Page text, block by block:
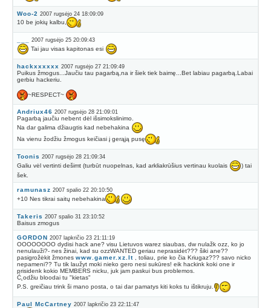
Woo-2 2007 rugsėjo 24 18:09:09
10 be jokių kalbu,
2007 rugsėjo 25 20:09:43
Tai jau visas kapitonas esi
hackxxxxxx 2007 rugsėjo 27 21:09:49
Puikus žmogus...Jaučiu tau pagarbą,na ir šiek tiek baimę...Bet labiau pagarbą.Labai
gerbiu hackeriu.
~RESPECT~
Andriux46 2007 rugsėjo 28 21:09:01
Pagarbą jaučiu nebent dėl išsimokslinimo.
Na dar galima džiaugtis kad nebehakina
Na vienu žodžiu žmogus keičiasi į gerąją pusę
Toonis 2007 rugsėjo 28 21:09:34
Galiu vėl vertinti dešimt (turbūt nuopelnas, kad arkliakrūšius vertinau kuolais
) tai
šek.
ramunasz 2007 spalio 22 20:10:50
+10 Nes tikrai saitų nebehakina
Takeris 2007 spalio 31 23:10:52
Baisus zmogus
GORDON 2007 lapkričio 23 21:11:19
OOOOOOOO dydisi hack ane? visu Lietuvos warez siaubas, dw nulažk ozz, ko jo
nenulauži?- nes žinai, kad su ozzWANTED geriau neprasidėt??? šiki ane??
pasigrožėkit žmones www.gamer.xz.lt, toliau, prie ko čia Kriugaz??? savo nicko
nepameni?? Tu tik laužyt moki nieko gero nesi sukūres! eik hackink koki one ir
prisidenk kokio MEMBERS nicku, juk jam paskui bus problemos.
Ć˛odžiu bloodai tu "kietas"
P.S. greičiau trink ši mano posta, o tai dar pamatys kiti koks tu ištikruju.
Paul McCartney 2007 lapkričio 23 22:11:47